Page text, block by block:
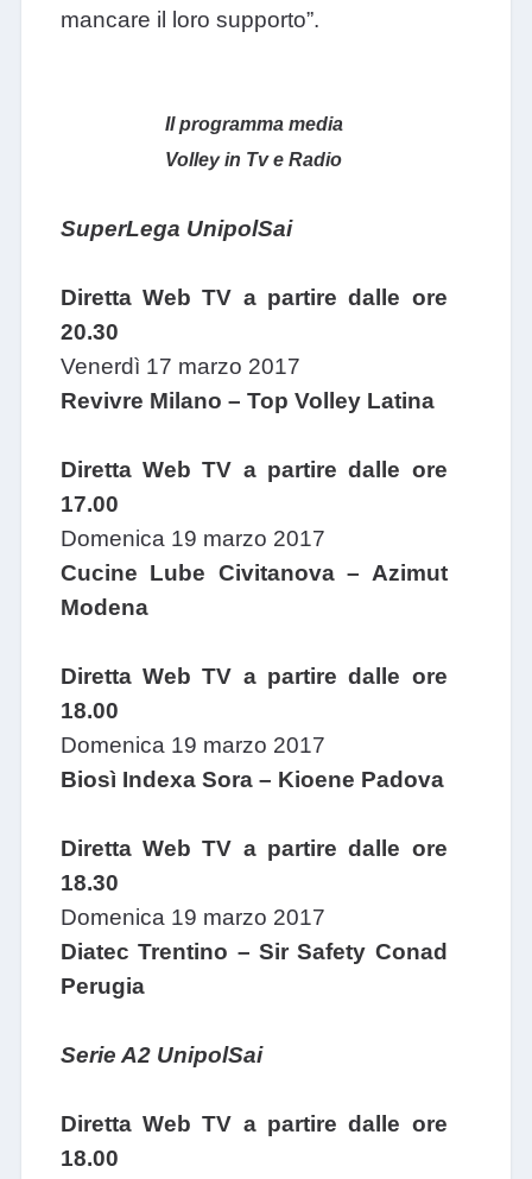
mancare il loro supporto”.
Il programma media
Volley in Tv e Radio
SuperLega UnipolSai
Diretta Web TV a partire dalle ore
20.30
Venerdì 17 marzo 2017
Revivre Milano – Top Volley Latina
Diretta Web TV a partire dalle ore
17.00
Domenica 19 marzo 2017
Cucine Lube Civitanova – Azimut
Modena
Diretta Web TV a partire dalle ore
18.00
Domenica 19 marzo 2017
Biosì Indexa Sora – Kioene Padova
Diretta Web TV a partire dalle ore
18.30
Domenica 19 marzo 2017
Diatec Trentino – Sir Safety Conad
Perugia
Serie A2 UnipolSai
Diretta Web TV a partire dalle ore
18.00